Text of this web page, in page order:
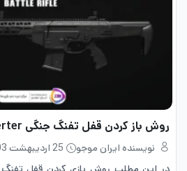
روش باز کردن قفل تفنگ جنگی SOA Subverter در کالاف
نویسنده ایران موجو
25 اردیبهشت 1403